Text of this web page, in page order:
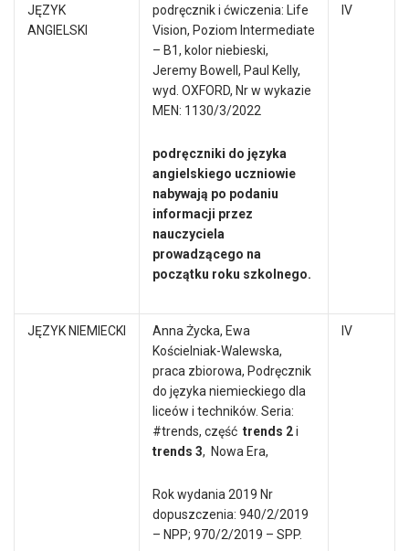
JĘZYK
ANGIELSKI
podręcznik i ćwiczenia: Life
Vision, Poziom Intermediate
– B1, kolor niebieski,
Jeremy Bowell, Paul Kelly,
wyd. OXFORD, Nr w wykazie
MEN: 1130/3/2022
podręczniki do języka
angielskiego uczniowie
nabywają po podaniu
informacji przez
nauczyciela
prowadzącego na
początku roku szkolnego.
IV
JĘZYK NIEMIECKI
Anna Życka, Ewa
Kościelniak-Walewska,
praca zbiorowa, Podręcznik
do języka niemieckiego dla
liceów i techników. Seria:
#trends, część trends 2i
trends 3, Nowa Era,
Rok wydania 2019 Nr
dopuszczenia: 940/2/2019
– NPP; 970/2/2019 – SPP.
IV